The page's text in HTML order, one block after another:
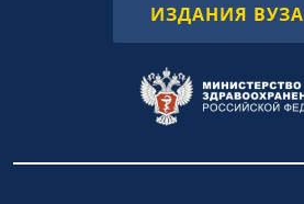
ИЗДАНИЯ ВУЗА